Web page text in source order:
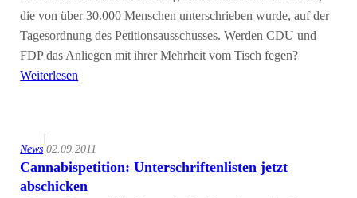
die von über 30.000 Menschen unterschrieben wurde, auf der
Tagesordnung des Petitionsausschusses. Werden CDU und
FDP das Anliegen mit ihrer Mehrheit vom Tisch fegen?
Weiterlesen
News
|
02.09.2011
Cannabispetition: Unterschriftenlisten jetzt
abschicken